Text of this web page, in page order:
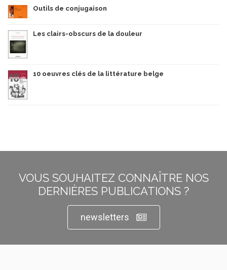
Outils de conjugaison
Les clairs-obscurs de la douleur
10 oeuvres clés de la littérature belge
VOUS SOUHAITEZ CONNAÎTRE NOS
DERNIÈRES PUBLICATIONS ?
newsletters